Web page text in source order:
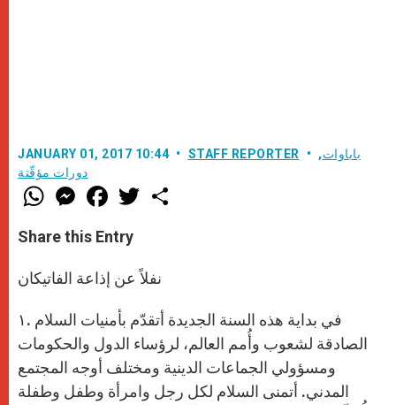
JANUARY 01, 2017 10:44 STAFF REPORTER باباوات,
دورات مؤقّتة
W
h
t
s
p
p
M
e
s
e
g
e
F
a
e
b
o
k
w
r
Share this Entry
نفلاً عن إذاعة الفاتيكان
۱. في بداية هذه السنة الجديدة أتقدّم بأمنيات السلام
الصادقة لشعوب وأُمم العالم، لرؤساء الدول والحكومات
ومسؤولي الجماعات الدينية ومختلف أوجه المجتمع
المدني. أتمنى السلام لكل رجل وامرأة وطفل وطفلة